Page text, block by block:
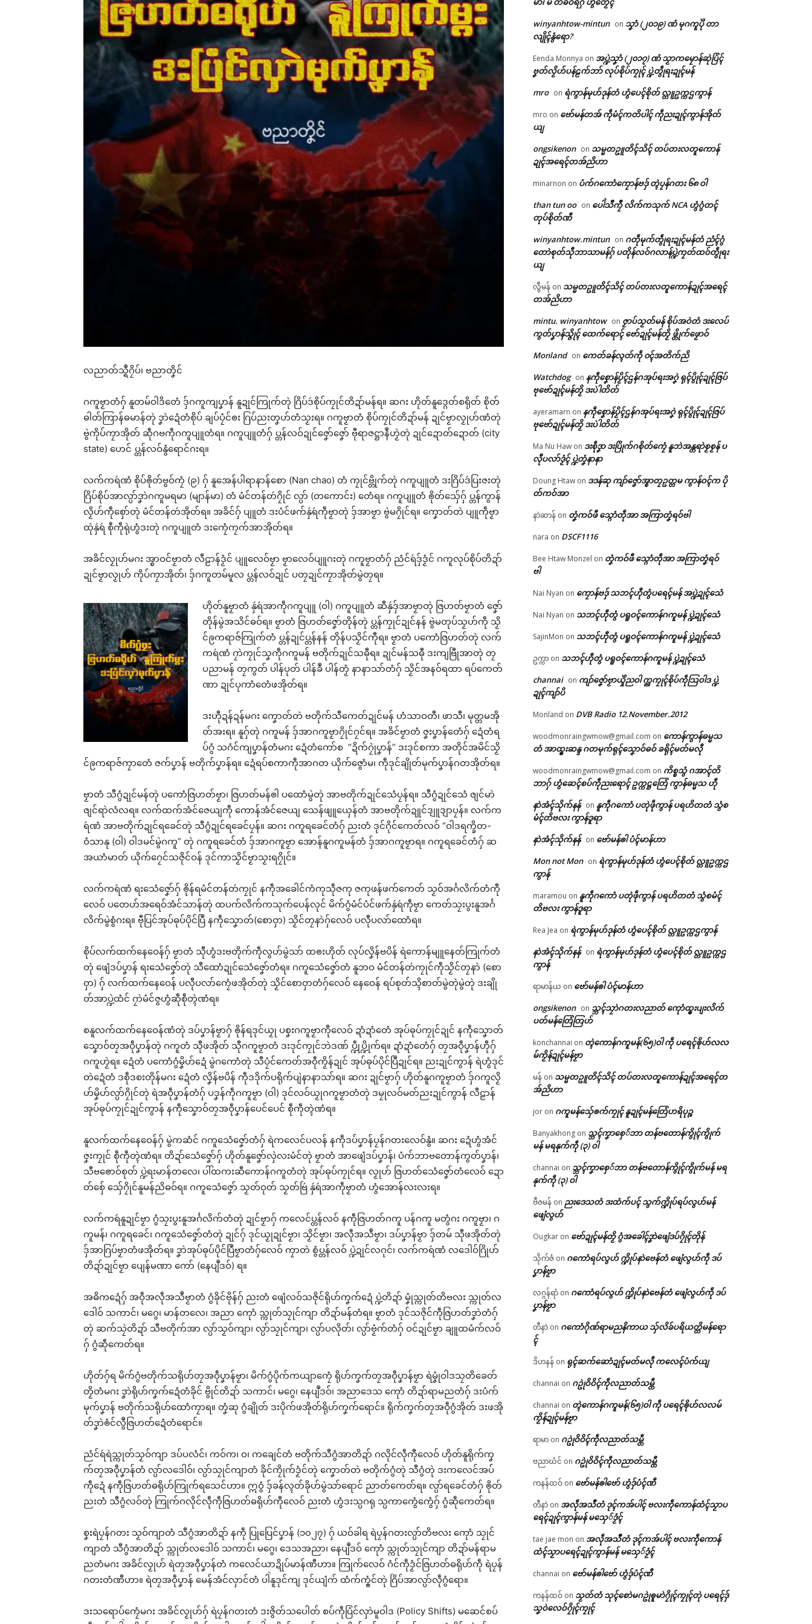
ဌာန်ပရိုၚ်ဗၠးၜးမန်
ပရိုၚ်လက္ကရဴအိုတ်
🏛 လညာတ်ပါ်ပဲါ
ဗွဳဒဳယဵု
© ဌာန်ပရိုၚ်ဗၠးၜးမန်
Related
ဂကောံမန်-ခမာ “ဝ”၊ မန်၊
တအာန်တံ တန်တဴအာ နဒ
ဒှ်ဂကောံဇြဟတ်ခိုဟ်မွဲ
ရောင်
April 3, 2026
In "လိက်ပရေၚ်"
ပ္ဍဲတွဵုရးဍုင်မန် အပ္ဍဲ
ကာလသီအဝဵု ပွိုင် (၅)
သၞာံ ကောန်ညးဍုင်ကွာန်
ချိုတ် (၆၀၀) တၠပြင်
March 19, 2026
In "ပရိုၚ်"
လိက်တွံအတးသင်ကြႅာန်
ပ္ဍဲသၞာံ (၁၃၈၈) သွက်ညးဒှ်
မၞိဟ်တ္ၚဲထပှ်ဂမၠိုင်
April 17, 2026
In "ပရိုၚ်"
လညာတ်သ္ရဳဂၠိပ်၊ ဗညာတၞိင်
ဂကူဗၟာတံဂှ် နူတမ်ဝါဒိတေံ ဒှ်ဂကူကျပၞာန် နူဍုင်ကြုက်တုဲ ဂြိပ်ဒဴစိုပ်ကၠုင်တိဍာ်မန်ရ။ ဆဂး ဟိုတ်နူဒ္ဂေတ်စရိုတ် စိုတ်
ဓါတ်ကြာန်ဓမာန်တုဲ ဒၞာဲဍေံတံစိုပ် ချပ်ပၠံင်ၜး ဂြပ်ညးတၞဟ်တံသၟးရ။ ဂကူဗၟာတံ စိုပ်ကၠုင်တိဍာ်မန် ဍုင်ဗၟာလၟုဟ်ဏံတုဲ
ဗွဲကိုပ်ကၠာအိုတ် ဆဵုဂဗကဵုဂကူပျူတံရ။ ဂကူပျူတံဂှ် ပ္တန်လဝ်ဍုင်ဇၞော်ဇၞော် ဗီုရာဇဋ္ဌာနဳဟၟဲတုဲ ဍုင်ဍောတ်ဍောတ် (city
state) ဟေင် ပ္တန်လဝ်နွံရောင်ဂးရ။
လက်ကရဴဏံ စိုပ်ၜိုတ်ဗွဝ်ကၠံ (၉) ဂှ် နူအေန်ပါရာနာန်စော (Nan chao) တံ ကၠုင်ဗ္တိုက်တုဲ ဂကူပျူတံ ဒးဂြိပ်ဒဴပြးဇးတုဲ
ဂြိပ်စိုပ်အာလ္ပာ်ဒၞာဲဂကူမရမာ (မျာန်မာ) တံ မံင်တန်တဴဂၠိုင် လ္ပာ် (တကောင်း) တေံရ။ ဂကူပျူတံ ၜိုတ်သှ်ေဂှ် ပ္တန်ကွာန်
လၟိဟ်ကဵုစှော်တုဲ မံင်တန်တဴအိုတ်ရ။ အခိင်ဂှ် ပျူတံ ဒးပံင်ဖက်နှဴရဴကဵုဗၟာတုဲ ဒှ်အာဗၟာ ဗွဲမဂၠိုင်ရ။ ကၞောတ်တဲ ပျူကဵုဗၟာ
ထုဲနှဴရဴ စဵုကဵုရုဲဟွံဒးတုဲ ဂကူပျူတံ ဒးကၠေံကၠက်အာအိုတ်ရ။
အခိင်လၟုဟ်မဂး အ္စာဝင်ဗၟာတံ လီဠာန်ဒၟံင် ပျူလေဝ်ဗၟာ ဗၟာလေဝ်ပျူဂးတုဲ ဂကူဗၟာတံဂှ် ညံင်ရဴဒှ်ဒၟံင် ဂကူလုပ်စိုပ်တိဍာ်
ဍုင်ဗၟာလၟုဟ် ကိုပ်ကၠာအိုတ်၊ ဒှ်ဂကူတမ်မူလ ပ္တန်လဝ်ဍုင် ပတၠဍုင်ကၠာအိုတ်မွဲတၠရ။
ဟိုတ်နူဗၟာတံ နှဴရဴအာကဵုဂကူပျူ (ဝါ) ဂကူပျူတံ ဆီနှဴဒှ်အာဗၟာတုဲ ဇြဟတ်ဗၟာတံ ဇၞော်
တိုန်မွဲအသိင်ဓဝ်ရ။ ဗၟာတံ ဇြဟတ်ဇၞော်တိုန်တုဲ ပ္တန်ကၠုင်ဍုင်နန် ဗွဲမတုပ်သၟဟ်ကဵု သၟိ
င်ဨကရာဇ်ကြုက်တံ ပ္တန်ဍုင်ပ္တန်နန် တိုန်ပသၟိင်ကီုရ။ ဗၟာတံ ပကောံဇြဟတ်တုဲ လက်
ကရဴဏံ ဂၠာဲကၠုင်သၞကဵုဂကူမန် ဗတိုက်ဍုင်သဓီုရ။ ဍုင်မန်သဓီု ဒးကျဗြီုအာတုဲ တၠ
ပညာမန် တၠကွတ် ပါန်ပုတ် ပါန်ခဳ ပါန်တၟံ နာနာသာ်တံဂှ် သၟိင်အနဝ်ရထာ ရပ်ကေတ်
ဏာ ဍုင်ပုကာံတေံဖအိုတ်ရ။
ဒးဟီုဍန်ဍန်မဂး ကၞောတ်တဲ ဗတိုက်သီကေတ်ဍုင်မန် ဟံသာဝတီ၊ ဖာသီ၊ မုတ္တမအို
တ်အးရ။ နူဂှ်တုဲ ဂကူမန် ဒှ်အာဂကူဗၟာဂၠိုင်ဂၠင်ရ။ အခိင်ဗၟာတံ ဇၞးပၞာန်တေံဂှ် ဍေံတံရ
ပ်ဂွံ သဂံင်ကျပၞာန်တံမဂး ဍေံတံကော်စ “ဍိက်ဂၠုဲပၞာန်” ဒးဒုင်စကာ အတိုင်အမိင်သၟိ
င်ဨကရာဇ်ကၠာတေံ ဇက်ပၞာန် ဗတိုက်ပၞာန်ရ။ ဍေံရပ်စကာကဵုအာဂတ ယိုက်ဇွောံမ၊ ကဵုဒုင်ချိုတ်မုက်ပၞာန်ဂတအိုတ်ရ။
ဗၟာတံ သီဂွံဍုင်မန်တုဲ ပကောံဇြဟတ်ဗၟာ၊ ဇြဟတ်မန်ၜါ ပထောံမွဲတုဲ အာဗတိုက်ဍုင်သေံပၠန်ရ။ သီဂွံဍုင်သေံ ဇျင်မာဲ
ဇျင်ရာဲလံလရ။ လက်ထက်အံင်ဇေယျကဵု ကောန်အံင်ဇေယျ သေန်ဖျူယှေန်တံ အာဗတိုက်ဍူင်ဒျူဒျာပၠန်။ လက်က
ရဴဏံ အာဗတိုက်ဍုင်ရခေင်တုဲ သီဂွံဍုင်ရခေင်ပၠန်။ ဆဂး ဂကူရခေင်တံဂှ် ညးတံ ဒုင်ဂိုင်ကေတ်လဝ် “ဝါဒရက္ခိတ-
ဝံသာနု (ဝါ) ဝါဒမင်မွဲဂကူ” တုဲ ဂကူရခေင်တံ ဒှ်အာဂကူဗၟာ အောန်နူဂကူမန်တံ ဒှ်အာဂကူဗၟာရ။ ဂကူရခေင်တံဂှ် ဆ
အယာံမာတ် ယိုက်ဂၠေင်သဇိုင်ဝန် ဒုင်ကာသၟိင်ဗၟာသၟးရဂၠိုင်။
လက်ကရဴဏံ ရးသေံဇၞော်ဂှ် ၜိုန်ရမံင်တန်တဴကၠုင် နကဵုအခေါင်ကံကုသဵုဇကု ဇကုဖန်ဖက်ကေတ် သၟဝ်အင်္ဂလိက်တံကီု
လေဝ် ပတေဟ်အရေဝ်အံင်သာန်တုဲ ထပက်လိက်ကသုက်ပေန်လုင် မိက်ဂွံမံင်ပံင်ဖက်နှဴရဴကဵုဗၟာ ကေတ်သၠးပွးနူအင်္ဂ
လိက်မွဲစွံဂးရ။ ဗီုပြင်အုပ်ဓုပ်ပိုင်ပြဳ နကဵုသၞောတ်(စောဝှာ) သၟိင်တၠနာဲဂှ်လေဝ် ပလီုပလာ်ထောံရ။
စိုပ်လက်ထက်နေဝေန်ဂှ် ဗၟာတံ သီုဟွံဒးဗတိုက်ကဵုလွဟ်မွဲသာ် ထၜးဟိုတ် လုပ်လၞိန်ဗပိန် ရဲကောန်မျူနေတ်ကြုက်တံ
တုဲ ဖျေံဒပ်ပၞာန် ရးသေံဇၞော်တုဲ သီထောံဍုင်သေံဇၞော်တံရ။ ဂကူသေံဇၞော်တံ နူဘဝ မံင်တန်တဴကၠုင်ကဵုသၟိင်တၠနာဲ (စော
ဝှာ) ဂှ် လက်ထက်နေဝေန် ပလီုပလာ်ကၠေံဖအိုတ်တုဲ သၟိင်စောဝှာတံဂှ်လေဝ် နေဝေန် ရပ်စုတ်သ္ၚိစာတ်မွဲတုဲမွဲတုဲ ဒးချို
တ်အာပ္ဍဲထံင် ဂၠာဲမံင်ဇွဟွံဆဵုစဵုတ္ၚဲဏံရ။
စနူလက်ထက်နေဝေန်ဏံတုဲ ဒပ်ပၞာန်ဗၟာဂှ် ၜိုန်ရဒုင်ယၟု ပစၞးဂကူဗၟာကီုလေဝ် ဍာံဍာံတေံ အုပ်ဓုပ်ကၠုင်ဍုင် နကဵုသၞောတ်
သၞောဝ်တၠအဝဵုပၞာန်တုဲ ဂကူတံ သီုဖအိုတ် သီုဂကူဗၟာတံ ဒးဒုင်ကၠုင်ဘဲဒဏ် ပ္ဍဵုပ္ဍိုက်ရ။ ဍာံဍာံတေံဂှ် တၠအဝဵုပၞာန်ဟီုဂှ်
ဂကူဟၟဲရ။ ဍေံတံ ပကောံဂွံမၞိဟ်ဍေံ မွဲဂကောံတုဲ သီပၠံင်ကေတ်အဝဵုကၟိန်ဍုင် အုပ်ဓုပ်ပိုင်ပြဳဍုင်ရ။ ညးဍုင်ကွာန် ရဲဟွံဒုင်
တဲဍေံတံ ဒစဵုဒစးတိုန်မဂး ဍေံတံ လၞိန်ဗပိန် ကဵုဒဒိုက်ပရိုက်ပျဲနာနာသာ်ရ။ ဆဂး ဍုင်ဗၟာဂှ် ဟိုတ်နူဂကူဗၟာတံ ဒှ်ဂကူလၟိ
ဟ်မၞိဟ်လ္ပာ်ဂၠိုင်တုဲ ရဲအဝဵုပၞာန်တံဂှ် ပဒၞန်ကဵုဂကူဗၟာ (ဝါ) ဒုင်လဝ်ယၟုဂကူဗၟာတံတုဲ ဒမၠုလဝ်မတ်ညးဍုင်ကွာန် လီဠာန်
အုပ်ဓုပ်ကၠုင်ဍုင်ကွာန် နကဵုသၞောဝ်တၠအဝဵုပၞာန်ပေင်ပေင် စဵုကဵုတ္ၚဲဏံရ။
နူလက်ထက်နေဝေန်ဂှ် မွဲကဆံင် ဂကူသေံဇၞော်တံဂှ် ရဲကလေင်ပလန် နကဵုဒပ်ပၞာန်ပၠန်ဂတးလေဝ်နွံ။ ဆဂး ဍေံဟွံအံင်
ဇၞးကၠုင် စဵုကဵုတ္ၚဲဏံရ။ တိဍာ်သေံဇၞော်ဂှ် ဟိုတ်နူဇၞော်လှဲလးမံင်တုဲ ဗၟာတံ အာဖျေံဒပ်ပၞာန်၊ ပံက်ဘာဗတောန်ကွတ်ပၞာန်၊
သီဗၜောဝ်စုတ် ပ္ဍဲရးမာန်တလေ၊ ပါ်ထကးဆီကောန်ဂကူတံတုဲ အုပ်ဓုပ်ကၠုင်ရ။ လၟုဟ် ဇြဟတ်သေံဇၞော်တံလေဝ် ဍော
တ်စှ်ေ သှ်ေဂၠိုင်နူမန်ညိဓဝ်ရ။ ဂကူသေံဇၞော် သၟတ်ဝုတ် သၟတ်ဗြဴ နှဴရဴအာကဵုဗၟာတံ ဟွံအောန်လးလးရ။
လက်ကရဴနူဍုင်ဗၟာ ဂွံသၠးပွးနူအင်္ဂလိက်တံတုဲ ဍုင်ဗၟာဂှ် ကလေင်ပ္တန်လဝ် နကဵုဇြဟတ်ဂကူ ပန်ဂကူ မတွံဂး ဂကူဗၟာ၊ ဂ
ကူမန်၊ ဂကူရခေင်၊ ဂကူသေံဇၞော်တံတုဲ ဍုင်ဂှ် ဒုင်ယၟုဍုင်ဗၟာ၊ သၟိင်ဗၟာ၊ အလဵုအသဳဗၟာ၊ ဒပ်ပၞာန်ဗၟာ ဒှ်တမ် သီုဖအိုတ်တုဲ
ဒှ်အာဂြပ်ဗၟာတံဖအိုတ်ရ။ ဒၞာဲအုပ်ဓုပ်ပိုင်ပြဳဗၟာတံဂှ်လေဝ် ကၠာတဲ စွံပ္တန်လဝ် ပ္ဍဲဍုင်လဂုင်၊ လက်ကရဴဏံ လဒေါဝ်ဂြိုဟ်
တိဍာ်ဍုင်ဗၟာ ပျေန်မဏာ ကော် (နေပျဳဒဝ်) ရ။
အဓိကဍေံဂှ် အဝဵုအလဵုအသဳဗၟာတံ ဂွံခိုင်ဗိုန်ဂှ် ညးတံ ဖျေံလဝ်သဇိုင်ရိုဟ်ကၞက်ဍေံ ပ္ဍဲတိဍာ် မၞုံသ္ကုတ်တိဗလး သ္ကုတ်လ
ဒေါဝ် သကာင်၊ မဂွေ၊ မာန်တလေ၊ အညာ ကေုာံ သ္ကုတ်သၠုင်ကျာ တိဍာ်မန်တံရ။ ဗၟာတံ ဒုင်သဇိုင်ကဵုဇြဟတ်ဒၞာဲတံဂှ်
တုဲ ဆက်သၠဲတိဍာ် သီဗတိုက်အာ လ္ပာ်သၟဝ်ကျာ၊ လ္ပာ်သၠုင်ကျာ၊ လ္ပာ်ပလိုတ်၊ လ္ပာ်ဗၟံက်တံဂှ် ဝင်ဍုင်ဗၟာ ချူထမံက်လဝ်
ဂှ် ဂွံဆဵုကေတ်ရ။
ဟိုတ်ဂှ်ရ မိက်ဂွံဗတိုက်သရိုဟ်တၠအဝဵုပၞာန်ဗၟာ၊ မိက်ဂွံပိုက်ကယျာကၠေံ ရိုဟ်ကၞက်တၠအဝဵုပၞာန်ဗၟာ ရဲမၞုံဝါဒသၠတိခေတ်
တၟိတံမဂး ဒၞာဲရိုဟ်ကၞက်ဍေံတံခိုင် ဗွိုင်တိဍာ် သကာင်၊ မဂွေ၊ နေပျဳဒဝ်၊ အညာဒေသ ကေုာံ တိဍာ်ရာမညတံဂှ် ဒးပံက်
မုက်ပၞာန် ဗတိုက်သရိုဟ်ထောံကၠာရ။ တၞံဆု ဂွံချိုတ် ဒးပိုက်ဖအိုတ်ရိုဟ်ကၞက်ရောင်။ ရိုက်ကၞက်တၠအဝဵုဂွံအိုတ် ဒးဖအို
တ်ဒၞာဲၜံင်လွဳဇြဟတ်ဍေံတံရောင်။
ညံင်ရဴရဲသ္ကုတ်သၟဝ်ကျာ ဒပ်ပလံင်၊ ကဝ်က၊ ဝ၊ ကချေင်တံ ဗတိုက်သီဂွံအာတိဍာ် ဂလိုင်လဵုကီုလေဝ် ဟိုတ်နူရိုက်ကၞ
က်တၠအဝဵုပၞာန်တံ လ္ပာ်လဒေါဝ်၊ လ္ပာ်သၠုင်ကျာတံ ခိုင်ကၠိုက်ဒၟံင်တုဲ ကၞောတ်တဲ ဗတိုက်ဂွံတုဲ သီဂွံတုဲ ဒးကလေင်အပ်
ကဵုဍေံ နကဵုဇြဟတ်ဓရိုဟ်ကြုက်ရသေင်ဟာ။ ဣဝွံ ဒှ်ခန်လ္ၚတ်ခိုဟ်မွဲသာ်ရောင် ညာတ်ကေတ်ရ။ လ္ပာ်ရခေင်တံဂှ် ၜိုတ်
ညးတံ သီဂွံလဝ်တုဲ ကြုက်ဂလိုင်လဵုကဵုဇြဟတ်ဓရိုဟ်ကီုလေဝ် ညးတံ ဟွံဒးသ္ပဂရု သ္ပကာကွေံကွေံဂှ် ဂွံဆဵုကေတ်ရ။
စၞးရဲပၠန်ဂတး သၟဝ်ကျာတံ သီဂွံအာတိဍာ် နကဵု ပြုပြေင်ပၞာန် (၁၀၂၇) ဂှ် ယဝ်ခါရ ရဲပၠန်ဂတးလ္ပာ်တိဗလး ကေုာံ သၠုင်
ကျာတံ သီဂွံအာတိဍာ် သ္ကုတ်လဒေါဝ် သကာင်၊ မဂွေ၊ ဒေသအညာ၊ နေပျဳဒဝ် ကေုာံ သ္ကုတ်သၠုင်ကျာ တိဍာ်မန်ရာမ
ညတံမဂး အခိင်လၟုဟ် ရဲတၠအဝဵုပၞာန်တံ ကလေင်ယာဍိုပ်မာန်ဏီဟာ။ ကြုက်လေဝ် ဂံင်ကဵုဒၟံင်ဇြဟတ်ဓရိုဟ်ကဵု ရဲပၠန်
ဂတးတံဏီဟာ။ ရဲတၠအဝဵုပၞာန် မေန်အံင်လှာင်တံ ပါဲနူဒုင်ကျ ဒုင်ယျံက် ထံက်က္ၜံင်တုဲ ဂြိပ်အာလ္ပာ်လဵုဂွံရော။
ဒးသရောပ်ကၠေံမဂး အခိင်လၟုဟ်ဂှ် ရဲပၠန်ဂတးတံ ဒးဇွိတ်သပေါတ် စပ်ကဵုပြံင်လှာဲမူဝါဒ (Policy Shifts) မဆေင်စပ်
winyanhtow-mintun on သၞာံ (၂၀၁၉) ဏံ မုဂကူပိုဲ တာ
လျိုၚ်နွံရော?
Eenda Monnya on အပ္ဍဲသၞာံ (၂၀၁၇) ဏံ သၟာကမၠောန်ဆုဲပြံၚ်
ဗၞတ်လၟိဟ်ပန်ဠက်ဘာ် လုပ်စိုပ်ကၠုၚ် ပ္ဍဲတွဵုရးဍုၚ်မန်
mro on ရဲကွာန်မုဟ်ဒုန်တံ ဟွံပေၚ်စိုတ် လ္တူဥက္ကဌကွာန်
mro on ဗော်မန်တအ် ကဵုမံၚ်ကတိပါၚ် ကဵုညးဍုၚ်ကွာန်အိုတ်
ယျ
ongsikenon on သမ္မတဥူတိၚ်သိၚ် တပ်တးလတူကောန်
ဍုၚ်အရေၚ်တအ်ညိဟာ
minarnon on ပံက်ဂကောံကၠောန်ဗဒှ် တ္ၚဲပၠန်ဂတး ၆၈ ဝါ
than tun oo on ပေါဲသဳကၠဳ လိက်ကသုက် NCA ဟွံဂွံတၚ်
တုပ်စိုတ်ဏီ
winyanhtow.mintun on ဂတဵုမုက်တွဵုရးဍုၚ်မန်တံ ညံၚ်ဂွံ
တောဲစုတ်သီုဘာသာမန်ဂှ် ပတိုန်လဝ်ဂလာန်ပ္ဍဲကၠတ်ထဝ်တွဵုရး
ယျ
လွီမန် on သမ္မတဥူတိၚ်သိၚ် တပ်တးလတူကောန်ဍုၚ်အရေၚ်
တအ်ညိဟာ
mintu. winyanhtow on ဇၟာပ်သၟတ်မန် စိုပ်အဝဲတံ ဒးလေပ်
ကွတ်ပၞာန်သ္ဇိုၚ် ထေက်ရောၚ် ဗော်ဍုၚ်မန်တၟိ ဖ္တိုက်ဖၟောဝ်
Monland on ကေတ်ခန်လ္ၚတ်ကဵု ၀ၚ်အတိက်ညိ
Watchdog on နကဵုစၞောန်ပၟိၚ်ဌန်ဂအုပ်ရးအဂၞဲ ရုၚ်ပွိုၚ်ဍုၚ်ဇြပ်
ဗုဗော်ဍုၚ်မန်တၟိ ဒးပဲါတိတ်
ayeramarn on နကဵုစၞောန်ပၟိၚ်ဌန်ဂအုပ်ရးအဂၞဲ ရုၚ်ပွိုၚ်ဍုၚ်ဇြပ်
ဗုဗော်ဍုၚ်မန်တၟိ ဒးပဲါတိတ်
Ma Nu Haw on ဒးစဵုဒၞာ ဒးပြိုက်ဂစိုတ်ကၠေံ နူဘဲအန္တရာဲစၟစၟန် ပ
လီုပလာ်ဒၟံၚ် ပ္ဍဲတၞံနာနာ
Doung Htaw on ဒဒန်ဆု ကျာ်ဇၞော်အ္စာတၠဥတ္တမ ကွာန်ဝၚ်က ပို
တ်ကဝ်အာ
နာဲဆာန် on တၞံကဝ်ဖီ သ္ဂောံတဵုအာ အကြာတၞံရဝ်ဗါ
nara on DSCF1116
Bee Htaw Monzel on တၞံကဝ်ဖီ သ္ဂောံတဵုအာ အကြာတၞံရဝ်
ဗါ
Nai Nyan on ကၠောန်ဗဒှ် သဘၚ်ဟီုတွံပရေၚ်မန် အပ္ဍဲဍုၚ်သေံ
Nai Nyan on သဘၚ်ဟီုတွံ ပရူဝၚ်ကောန်ဂကူမန် ပ္ဍဲဍုၚ်သေံ
SajinMon on သဘၚ်ဟီုတွံ ပရူဝၚ်ကောန်ဂကူမန် ပ္ဍဲဍုၚ်သေံ
ဥက္ကာ on သဘၚ်ဟီုတွံ ပရူဝၚ်ကောန်ဂကူမန် ပ္ဍဲဍုၚ်သေံ
channai on ကျာ်ဇၞော်ဗၟာယှိုဲညဝါ က္ညကၠုၚ်စိုပ်ကဵုသြဝါဒ ပ္ဍဲ
ဍုၚ်ကျာ်ပိ
Monland on DVB Radio 12.November.2012
woodmonraingwmow@gmail.com on ကောန်ကွာန်ဓမ္မသ
တံ အာထ္ၜးဆန္ဒ ဂတမုက်ရုၚ်သၞောဝ်ဓဝ် ခရိုၚ်မတ်မလီု
woodmonraingwmow@gmail.com on ကိစ္စသွံ ဂအာၚ်တိ
ဘာဂှ် ဟွံဆေၚ်စပ်ကဵုညးရောၚ် ဥက္ကဋ္ဌတြေံ ကွာန်ဓမ္မသ ဟီု
နာဲအံၚ်သိုက်နန် on နူကဵုဂကောံ ပတုဲဖဵုကွာန် ပရဟိတတံ သွံစ
မံၚ်တိဗလး ကွာန်ဒူရာ
နာဲအံၚ်သိုက်နန် on ဗော်မန်ၜါ ပံၚ်မာန်ဟာ
Mon not Mon on ရဲကွာန်မုဟ်ဒုန်တံ ဟွံပေၚ်စိုတ် လ္တူဥက္ကဌ
ကွာန်
maramou on နူကဵုဂကောံ ပတုဲဖဵုကွာန် ပရဟိတတံ သွံစမံၚ်
တိဗလး ကွာန်ဒူရာ
Rea Jea on ရဲကွာန်မုဟ်ဒုန်တံ ဟွံပေၚ်စိုတ် လ္တူဥက္ကဌကွာန်
နာဲအံၚ်သိုက်နန် on ရဲကွာန်မုဟ်ဒုန်တံ ဟွံပေၚ်စိုတ် လ္တူဥက္ကဌ
ကွာန်
ရာမာန်ယ on ဗော်မန်ၜါ ပံၚ်မာန်ဟာ
ongsikenon on သ္ဘၚ်သၠာဲဂတးလညာတ် ကေုာံထ္ၜးပျးလိက်
ပတ်မန်တြေံတြဟ်
konchannai on တ္ၚဲကောန်ဂကူမန်(၆၅)ဝါ ကဵု ပရေၚ်ၜိုဟ်လလ
မ်ကၟိန်ဍုၚ်မန်ဗၟာ
မန် on သမ္မတဥူတိၚ်သိၚ် တပ်တးလတူကောန်ဍုၚ်အရေၚ်တ
အ်ညိဟာ
jor on ဂကူမန်​သှ်ေၜက်ကၠုၚ် နူဍုၚ်မန်တြေံဟရိပုဉ္ဇ
Banyakhong on သ္ဘၚ်ကၞာစှေ်ဘာ တန်ဗတောန်ကွိုၚ်ကွိုက်
မန် မရနုက်ကဵု (၃) ဝါ
channai on သ္ဘၚ်ကၞာစှေ်ဘာ တန်ဗတောန်ကွိုၚ်ကွိုက်မန် မရ
နုက်ကဵု (၃) ဝါ
ဗီဇမန် on ညးဒေသတံ ဒးထံက်ပၚ် သွက်က္ဍိုပ်ရပ်လွဟ်မန်
ဖျေံလွဟ်
Ougkar on ဗော်ဍုၚ်မန်တၟိ ဂွံအခေါၚ်ဒၞာဲဖျေံဒပ်ဂၠိုၚ်တိုန်
သိုက်ဇံ on ဂကောံရပ်လွဟ် က္ဍိုပ်နာဲဗေန်တံ ဖျေံလွဟ်ကဵု ဒပ်
ပၞာန်ဗၟာ
လဂ္ဂန်ရာံ on ဂကောံရပ်လွဟ် က္ဍိုပ်နာဲဗေန်တံ ဖျေံလွဟ်ကဵု ဒပ်
ပၞာန်ဗၟာ
တီနာဲ on ဂကောံဂိုဏ်ရာမညနိကာယ သှ်လိခ်ပရိယတ္တိမန်ရော
ၚ်
ဒိဟနန် on ရုၚ်ဆက်ဆောံဍုၚ်မတ်မလီု ကလေၚ်ပံက်ယျ
channai on ဂဥုဲဝိဝိၚ်ကဵုလညာတ်သမ္တီ
channai on တ္ၚဲကောန်ဂကူမန်(၆၅)ဝါ ကဵု ပရေၚ်ၜိုဟ်လလမ်
ကၟိန်ဍုၚ်မန်ဗၟာ
ရာမာ on ဂဥုဲဝိဝိၚ်ကဵုလညာတ်သမ္တီ
ဗညာဃံင် on ဂဥုဲဝိဝိၚ်ကဵုလညာတ်သမ္တီ
ကနန်ထဝ် on ဗော်မန်ၜါဗော် ဟွံဒှ်ပံၚ်ဏီ
တီနာဲ on အလဵုအသဳတံ ဒုၚ်ကအ်ပါၚ် ဗလးကဵုကောန်ထံၚ်သၟာပ
ရေၚ်ဍုၚ်ကွာန်မန် မသှေ်ဒၟံၚ်
tae jae mon on အလဵုအသဳတံ ဒုၚ်ကအ်ပါၚ် ဗလးကဵုကောန်
ထံၚ်သၟာပရေၚ်ဍုၚ်ကွာန်မန် မသှေ်ဒၟံၚ်
channai on ဗော်မန်ၜါဗော် ဟွံဒှ်ပံၚ်ဏီ
ကနန်ထဝ် on သၟတ်တံ သုၚ်စောဲမဂဥုဲၜူမာဲဂၠိုၚ်ကၠုၚ်တုဲ ပရေၚ်ဒှ်
သၞဝဲလေဝ်ဂၠိုၚ်ကၠုၚ်